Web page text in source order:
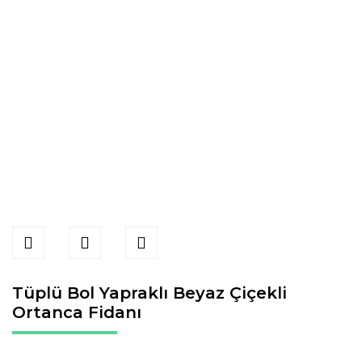
Tüplü Bol Yapraklı Beyaz Çiçekli
Ortanca Fidanı